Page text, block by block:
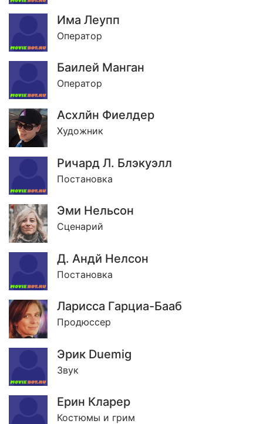
Има Леупп
Оператор
Баилей Манган
Оператор
Асхлйн Фиелдер
Художник
Ричард Л. Блэкуэлл
Постановка
Эми Нельсон
Сценарий
Д. Андй Нелсон
Постановка
Ларисса Гарциа-Бааб
Продюссер
Эрик Duemig
Звук
Ерин Кларер
Костюмы и грим